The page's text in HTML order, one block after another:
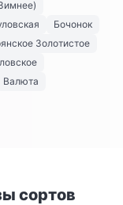
Бочонок
Золотистое
Валюта
сортов